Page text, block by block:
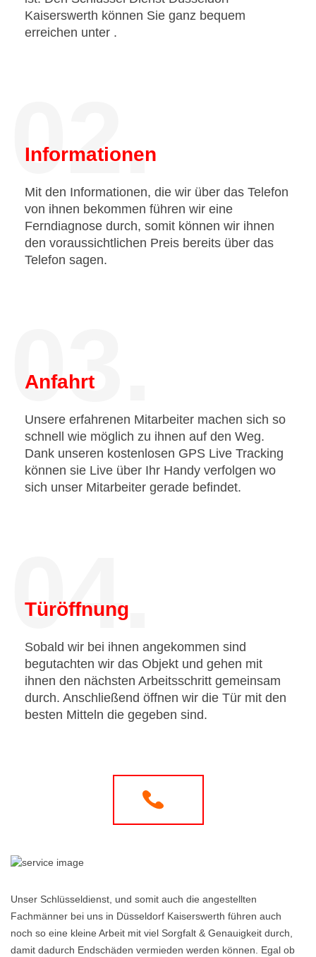
Kaiserswerth können Sie ganz bequem
erreichen unter .
02.
Informationen
Mit den Informationen, die wir über das Telefon
von ihnen bekommen führen wir eine
Ferndiagnose durch, somit können wir ihnen
den voraussichtlichen Preis bereits über das
Telefon sagen.
03.
Anfahrt
Unsere erfahrenen Mitarbeiter machen sich so
schnell wie möglich zu ihnen auf den Weg.
Dank unseren kostenlosen GPS Live Tracking
können sie Live über Ihr Handy verfolgen wo
sich unser Mitarbeiter gerade befindet.
04.
Türöffnung
Sobald wir bei ihnen angekommen sind
begutachten wir das Objekt und gehen mit
ihnen den nächsten Arbeitsschritt gemeinsam
durch. Anschließend öffnen wir die Tür mit den
besten Mitteln die gegeben sind.
Unser Schlüsseldienst, und somit auch die angestellten
Fachmänner bei uns in Düsseldorf Kaiserswerth führen auch
noch so eine kleine Arbeit mit viel Sorgfalt & Genauigkeit durch,
damit dadurch Endschäden vermieden werden können. Egal ob